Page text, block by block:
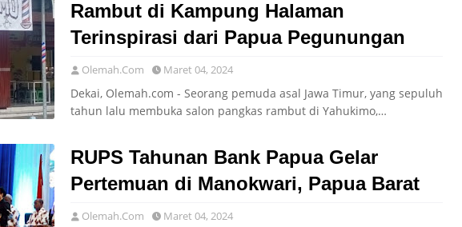
Rambut di Kampung Halaman
Terinspirasi dari Papua Pegunungan
Olemah.Com Maret 04, 2024
Dekai, Olemah.com - Seorang pemuda asal Jawa Timur, yang sepuluh
tahun lalu membuka salon pangkas rambut di Yahukimo,…
RUPS Tahunan Bank Papua Gelar
Pertemuan di Manokwari, Papua Barat
Olemah.Com Maret 04, 2024